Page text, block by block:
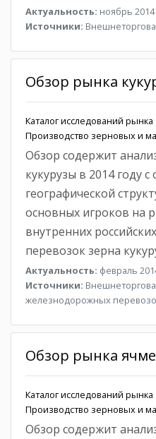
Актуальность: ноябрь 2014
Источники:
Обзор рынка
Каталог исследований рынка
Производство зерновых и
Обзор содержит
кукурузы в 2014 году
географической
основных игроков на
внутренних
перевозок зерна
Актуальность: февраль
Источники:
железнодорожных
Обзор рынка
Каталог исследований рынка
Производство зерновых и
Обзор содержит